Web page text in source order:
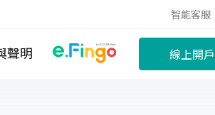
智能客服
聲明 線上開戶